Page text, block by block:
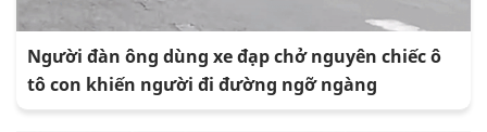
Người đàn ông dùng xe đạp chở nguyên chiếc ô
tô con khiến người đi đường ngỡ ngàng